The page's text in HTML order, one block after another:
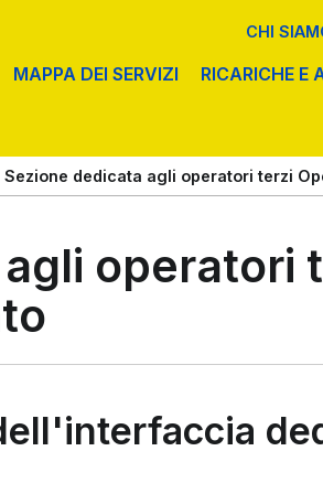
CHI
MAPPA DEI SERVIZI RICARICHE E
POSTALI E TRASPORTO
(PT)
TASSE
Sezione dedicata agli operatori terzi
operatori